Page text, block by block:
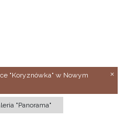
"Koryznówka" w Nowym
"Panorama"